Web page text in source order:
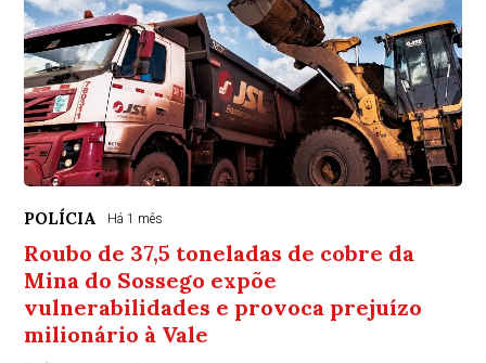
POLÍCIA Há 1 mês
Roubo de 37,5 toneladas de cobre da
Mina do Sossego expõe
vulnerabilidades e provoca prejuízo
milionário à Vale